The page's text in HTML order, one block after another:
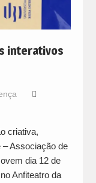
interativos
criativa,
– Associação de
dia 12 de
Anfiteatro da